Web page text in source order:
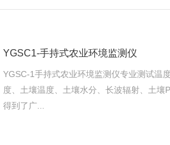
YGSC1-手持式农业环境监测仪
YGSC-1手持式农业环境监测仪专业测试温
度、土壤温度、土壤水分、长波辐射、土
得到了广...